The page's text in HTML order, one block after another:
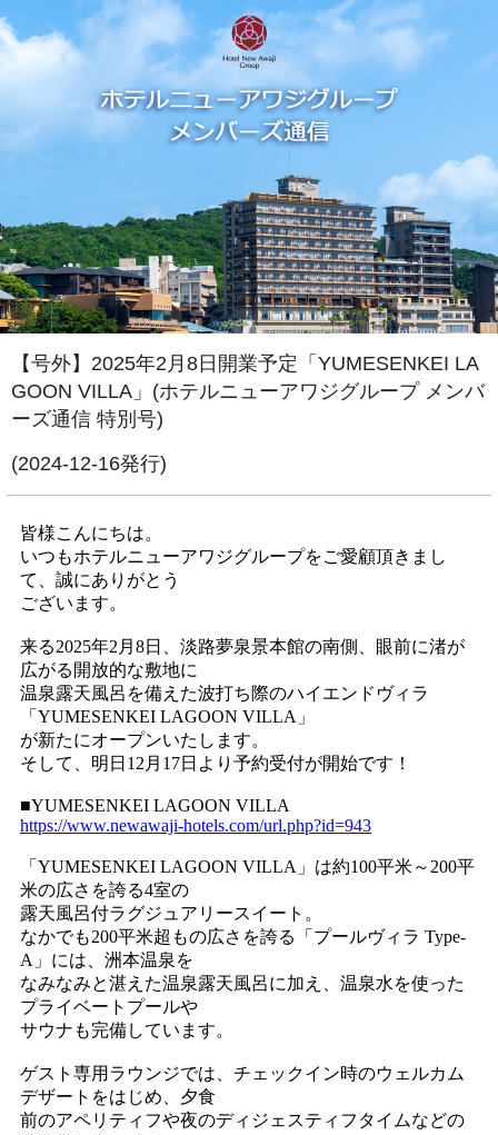
【号外】2025年2月8日開業予定「YUMESENKEI LA
GOON VILLA」(ホテルニューアワジグループ メンバ
ーズ通信 特別号)
(2024-12-16発行)